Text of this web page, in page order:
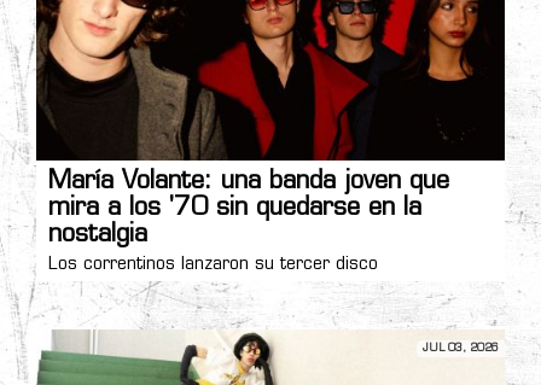
María Volante: una banda joven que
mira a los '70 sin quedarse en la
nostalgia
Los correntinos lanzaron su tercer disco
JUL 03, 2026